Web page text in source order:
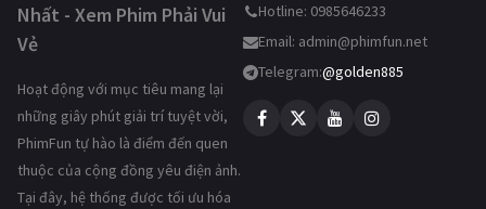
Nhất - Xem Phim Phải Vui
Vẻ
Hoạt động với mục tiêu mang lại
những giây phút giải trí tuyệt vời,
PhimFun tự hào là điểm đến quen
thuộc của cộng đồng yêu điện ảnh.
Tại đây, hệ thống được tối ưu hóa
Hotline: 0985646233
Email: admin@phimfun.net
Telegram:@golden885